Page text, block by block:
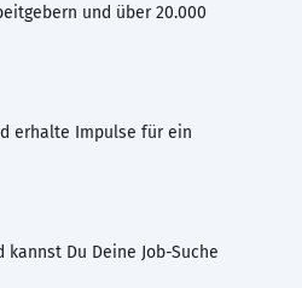
und über 20.000
erhalte Impulse für ein
Du Deine Job-Suche